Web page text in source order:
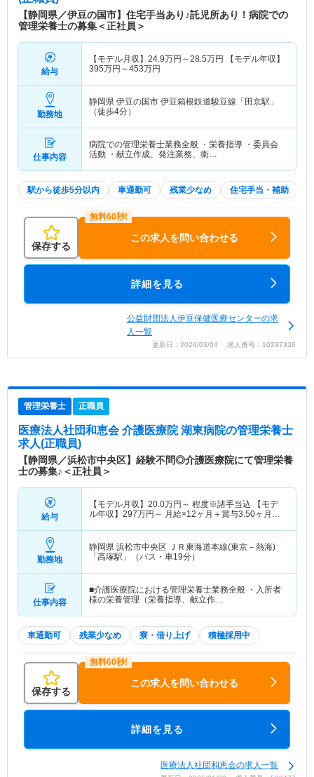
【静岡県／伊豆の国市】住宅手当あり♪託児所あり！病院での
管理栄養士の募集＜正社員＞
給与
【モデル月収】 24.9万円～28.5万円
【モデル年収】
395万円～453万円
勤務地
静岡県 伊豆の国市 伊豆箱根鉄道駿豆線「田京駅」
（徒歩4分）
仕事内容
病院での管理栄養士業務全般 ・栄養指導 ・委員会
活動 ・献立作成、発注業務、衛…
駅から徒歩5分以内 車通勤可 残業少なめ 住宅手当・補助
保存する
この求人を問い合わせる
詳細を見る
公益財団法人伊豆保健医療センターの求
人一覧
更新日：2026/03/04 求人番号：10237336
管理栄養士 正職員
医療法人社団和恵会 介護医療院 湖東病院の管理栄養士
求人(正職員)
【静岡県／浜松市中央区】経験不問◎介護医療院にて管理栄養
士の募集♪＜正社員＞
給与
【モデル月収】 20.0万円～ 程度※諸手当込 【モデ
ル年収】 297万円～ 月給×12ヶ月＋賞与3.50ヶ月想
勤務地
静岡県 浜松市中央区 ＪＲ東海道本線(東京－熱海)
「高塚駅」（バス・車19分）
仕事内容
■介護医療院における管理栄養士業務全般 ・入所者
様の栄養管理（栄養指導、献立作…
車通勤可 残業少なめ 寮・借り上げ 積極採用中
保存する
この求人を問い合わせる
詳細を見る
医療法人社団和恵会の求人一覧